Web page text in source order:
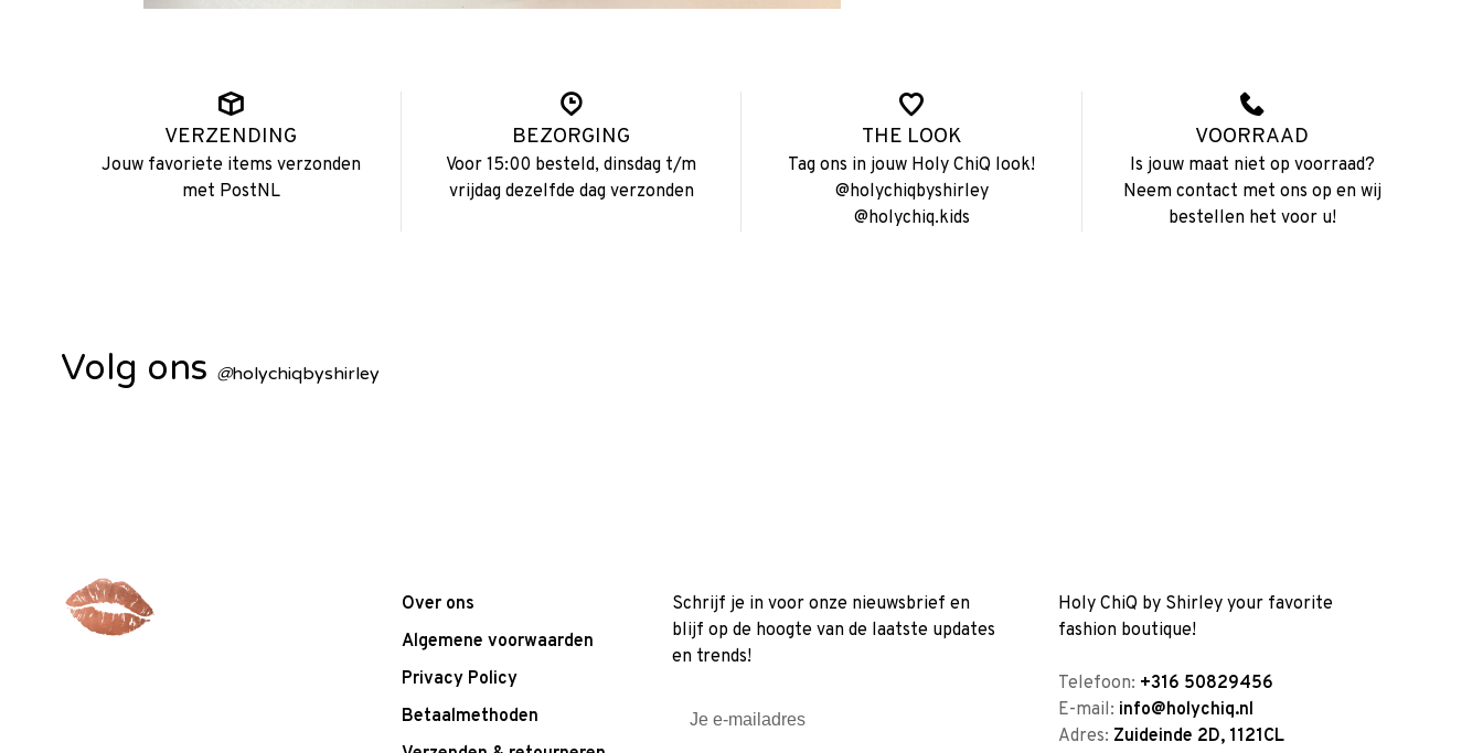
VERZENDING
Jouw favoriete items verzonden
met PostNL
BEZORGING
Voor 15:00 besteld, dinsdag t/m
vrijdag dezelfde dag verzonden
THE LOOK
Tag ons in jouw Holy ChiQ look!
@holychiqbyshirley
@holychiq.kids
VOORRAAD
Is jouw maat niet op voorraad?
Neem contact met ons op en wij
bestellen het voor u!
Volg ons @holychiqbyshirley
Over ons
Algemene voorwaarden
Privacy Policy
Betaalmethoden
Schrijf je in voor onze nieuwsbrief en
blijf op de hoogte van de laatste updates
en trends!
Holy ChiQ by Shirley your favorite
fashion boutique!
Telefoon: +316 50829456
E-mail: info@holychiq.nl
Adres: Zuideinde 2D, 1121CL